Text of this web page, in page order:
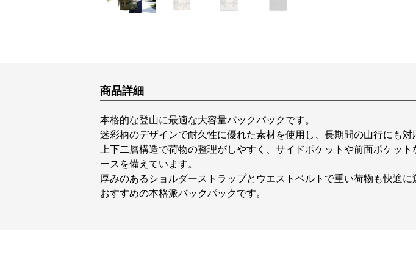
商品詳細
本格的な登山に最適な大容量バックパックです。
迷彩柄のデザインで耐久性に優れた素材を使用し、長期間の山行にも対
上下二層構造で荷物の整理がしやすく、サイドポケットや前面ポケッ
ースを備えています。
厚みのあるショルダーストラップとウエストベルトで重い荷物も快適に
おすすめの本格派バックパックです。